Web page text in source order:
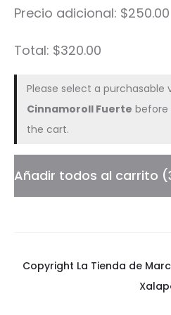
C
s
Precio adicional: $250.00
Total: $320.00
Please select a purchasable
Cinnamoroll Fuerte before
the cart.
Añadir todos al carrito
Copyright La Tienda de